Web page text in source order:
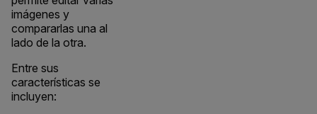
imágenes y
compararlas una al
lado de la otra.
Entre sus
características se
incluyen: